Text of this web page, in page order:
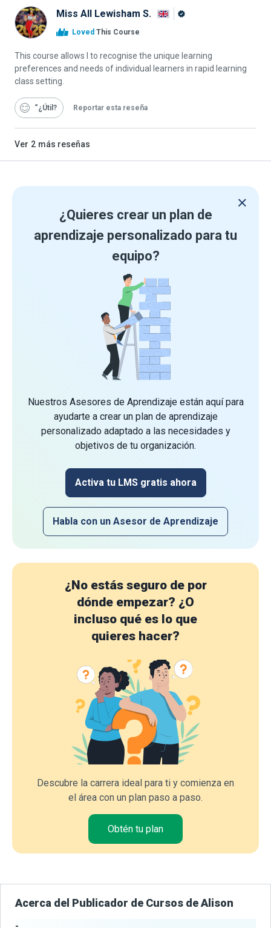
Miss All Lewisham S.
Alison
Loved This Course
This course allows I to recognise the unique learning
preferences and needs of individual learners in rapid learning
class setting.
“¿Útil Reportar esta reseña
Ver 2 más reseñas
¿Quieres crear un plan de
aprendizaje personalizado para tu
equipo?
Nuestros Asesores de Aprendizaje están aquí para
ayudarte a crear un plan de aprendizaje
personalizado adaptado a las necesidades y
objetivos de tu organización.
Activa tu LMS gratis ahora
Habla con un Asesor de Aprendizaje
¿No estás seguro de por
dónde empezar? ¿O
incluso qué es lo que
quieres hacer?
Descubre la carrera ideal para ti y comienza en
el área con un plan paso a paso.
Obtén tu plan
Acerca del Publicador de Cursos de Alison